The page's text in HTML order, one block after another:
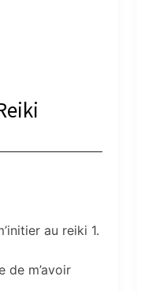
au reiki 1.
de m’avoir